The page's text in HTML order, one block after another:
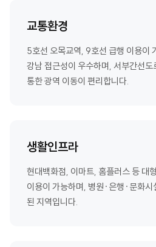
교통환경
5호선 오목교역, 9호선 급행 이용이
강남 접근성이 우수하며, 서부간선
통한 광역 이동이 편리합니다.
생활인프라
현대백화점, 이마트, 홈플러스 등 대
이용이 가능하며, 병원·은행·문화시
된 지역입니다.